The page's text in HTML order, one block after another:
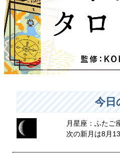
今日
月星座：ふたご
次の新月は8月13